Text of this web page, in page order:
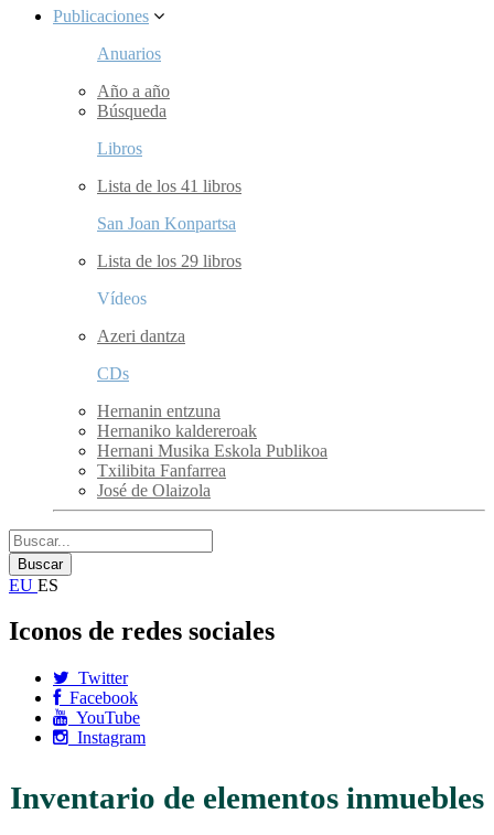
Publicaciones
Anuarios
Año a año
Búsqueda
Libros
Lista de los 41 libros
San Joan Konpartsa
Lista de los 29 libros
Vídeos
Azeri dantza
CDs
Hernanin entzuna
Hernaniko kaldereroak
Hernani Musika Eskola Publikoa
Txilibita Fanfarrea
José de Olaizola
EU ES
Iconos de redes sociales
Twitter
Facebook
YouTube
Instagram
Inventario de elementos inmuebles